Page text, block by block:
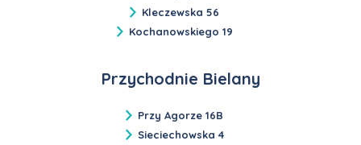
Kleczewska 56
Kochanowskiego 19
Przychodnie Bielany
Przy Agorze 16B
Sieciechowska 4